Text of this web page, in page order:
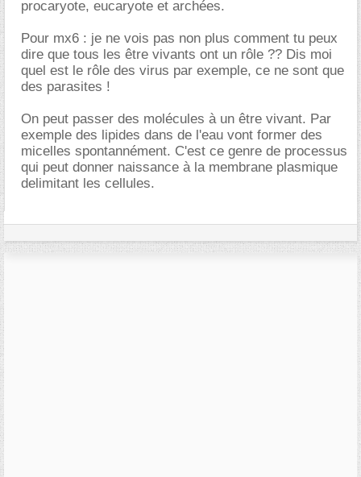
procaryote, eucaryote et archées.
Pour mx6 : je ne vois pas non plus comment tu peux
dire que tous les être vivants ont un rôle ?? Dis moi
quel est le rôle des virus par exemple, ce ne sont que
des parasites !
On peut passer des molécules à un être vivant. Par
exemple des lipides dans de l'eau vont former des
micelles spontannément. C'est ce genre de processus
qui peut donner naissance à la membrane plasmique
delimitant les cellules.